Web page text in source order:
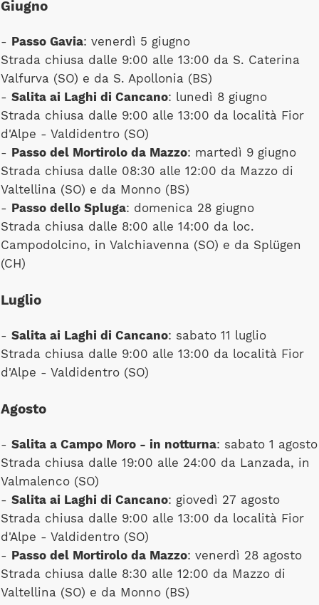
Giugno
- Passo Gavia: venerdì 5 giugno
Strada chiusa dalle 9:00 alle 13:00 da S. Caterina
Valfurva (SO) e da S. Apollonia (BS)
- Salita ai Laghi di Cancano: lunedì 8 giugno
Strada chiusa dalle 9:00 alle 13:00 da località Fior
d'Alpe - Valdidentro (SO)
- Passo del Mortirolo da Mazzo: martedì 9 giugno
Strada chiusa dalle 08:30 alle 12:00 da Mazzo di
Valtellina (SO) e da Monno (BS)
- Passo dello Spluga: domenica 28 giugno
Strada chiusa dalle 8:00 alle 14:00 da loc.
Campodolcino, in Valchiavenna (SO) e da Splügen
(CH)
Luglio
- Salita ai Laghi di Cancano: sabato 11 luglio
Strada chiusa dalle 9:00 alle 13:00 da località Fior
d'Alpe - Valdidentro (SO)
Agosto
- Salita a Campo Moro - in notturna: sabato 1 agosto
Strada chiusa dalle 19:00 alle 24:00 da Lanzada, in
Valmalenco (SO)
- Salita ai Laghi di Cancano: giovedì 27 agosto
Strada chiusa dalle 9:00 alle 13:00 da località Fior
d'Alpe - Valdidentro (SO)
- Passo del Mortirolo da Mazzo: venerdì 28 agosto
Strada chiusa dalle 8:30 alle 12:00 da Mazzo di
Valtellina (SO) e da Monno (BS)